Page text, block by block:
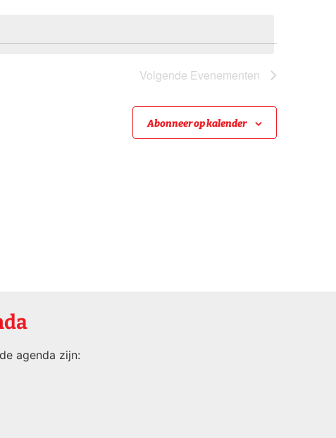
Volgende Evenementen
Abonneer op kalender
agenda zijn: